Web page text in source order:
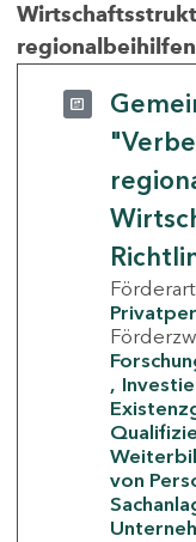
regionalbeihilfen
von